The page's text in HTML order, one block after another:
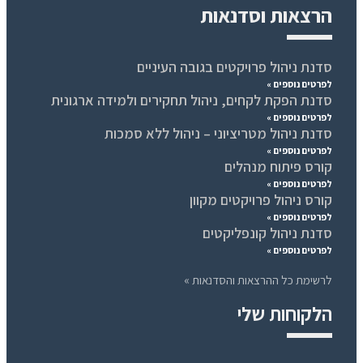
הרצאות וסדנאות
סדנת ניהול פרויקטים בגובה העיניים
לפרטים נוספים »
סדנת הפקת לקחים, ניהול תחקירים ולמידה ארגונית
לפרטים נוספים »
סדנת ניהול מטריציוני – ניהול ללא סמכות
לפרטים נוספים »
קורס פיתוח מנהלים
לפרטים נוספים »
קורס ניהול פרויקטים מקוון
לפרטים נוספים »
סדנת ניהול קונפליקטים
לפרטים נוספים »
לרשימת כל ההרצאות והסדנאות »
הלקוחות שלי